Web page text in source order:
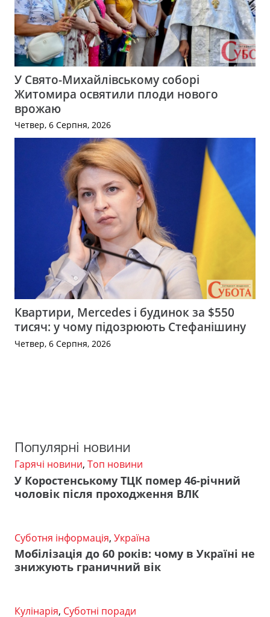
У Свято-Михайлівському соборі
Житомира освятили плоди нового
врожаю
Четвер, 6 Серпня, 2026
Квартири, Mercedes і будинок за $550
тисяч: у чому підозрюють Стефанішину
Четвер, 6 Серпня, 2026
Популярні новини
Гарячі новини, Топ новини
У Коростенському ТЦК помер 46-річний
чоловік після проходження ВЛК
Суботня інформація, Україна
Мобілізація до 60 років: чому в Україні не
знижують граничний вік
Кулінарія, Суботні поради